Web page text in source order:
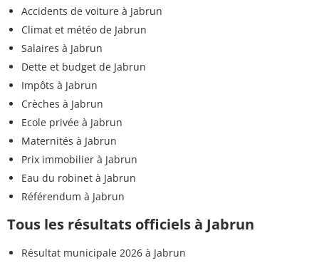
Accidents de voiture à Jabrun
Climat et météo de Jabrun
Salaires à Jabrun
Dette et budget de Jabrun
Impôts à Jabrun
Crèches à Jabrun
Ecole privée à Jabrun
Maternités à Jabrun
Prix immobilier à Jabrun
Eau du robinet à Jabrun
Référendum à Jabrun
Tous les résultats officiels à Jabrun
Résultat municipale 2026 à Jabrun